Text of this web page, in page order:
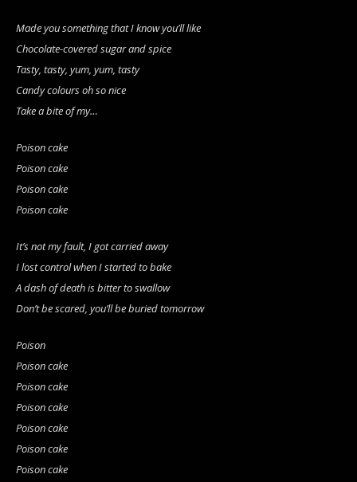
Made you something that I know you’ll like
Chocolate-covered sugar and spice
Tasty, tasty, yum, yum, tasty
Candy colours oh so nice
Take a bite of my…
Poison cake
Poison cake
Poison cake
Poison cake
It’s not my fault, I got carried away
I lost control when I started to bake
A dash of death is bitter to swallow
Don’t be scared, you’ll be buried tomorrow
Poison
Poison cake
Poison cake
Poison cake
Poison cake
Poison cake
Poison cake